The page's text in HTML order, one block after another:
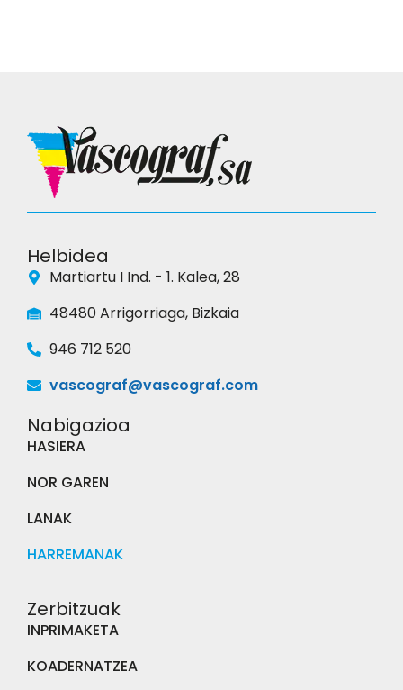
Helbidea
Martiartu I Ind. - 1. Kalea, 28
48480 Arrigorriaga, Bizkaia
946 712 520
vascograf@vascograf.com
Nabigazioa
HASIERA
NOR GAREN
LANAK
HARREMANAK
Zerbitzuak
INPRIMAKETA
KOADERNATZEA